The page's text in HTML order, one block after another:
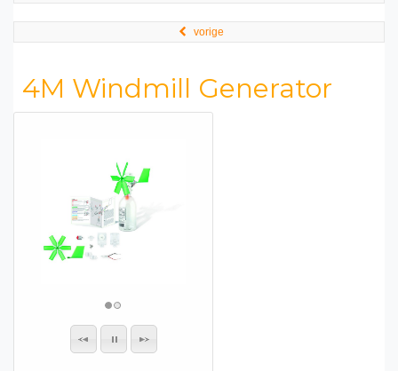
vorige
4M Windmill Generator